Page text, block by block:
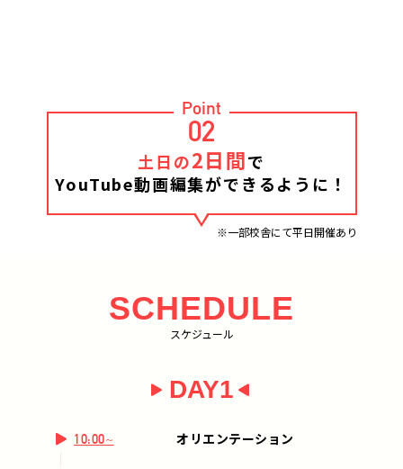
Point
02
土日の2日間で
YouTube動画編集ができるように！
※一部校舎にて平日開催あり
SCHEDULE
スケジュール
DAY1
10:00~ オリエンテーション